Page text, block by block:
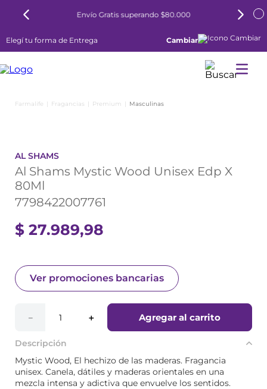
Envío Gratis superando $80.000
Elegí tu forma de Entrega Cambiar
Fragancias Premium Masculinas
AL SHAMS
Al Shams Mystic Wood Unisex Edp X
80Ml
7798422007761
$ 27.989,98
Ver promociones bancarias
＋
－ Agregar al carrito
Descripción
Mystic Wood, El hechizo de las maderas. Fragancia
unisex. Canela, dátiles y maderas orientales en una
mezcla intensa y adictiva que envuelve los sentidos.